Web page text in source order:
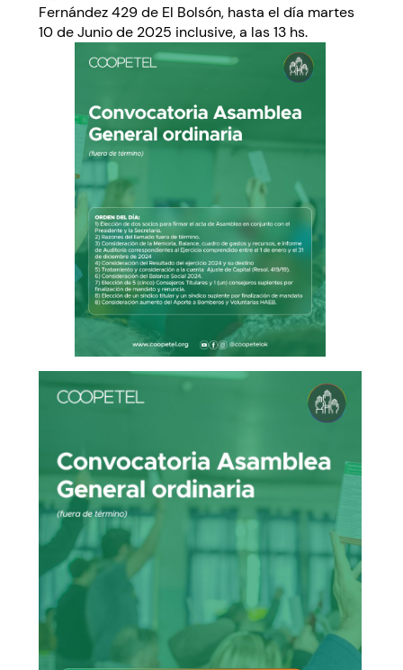
Fernández 429 de El Bolsón, hasta el día martes
10 de Junio de 2025 inclusive, a las 13 hs.